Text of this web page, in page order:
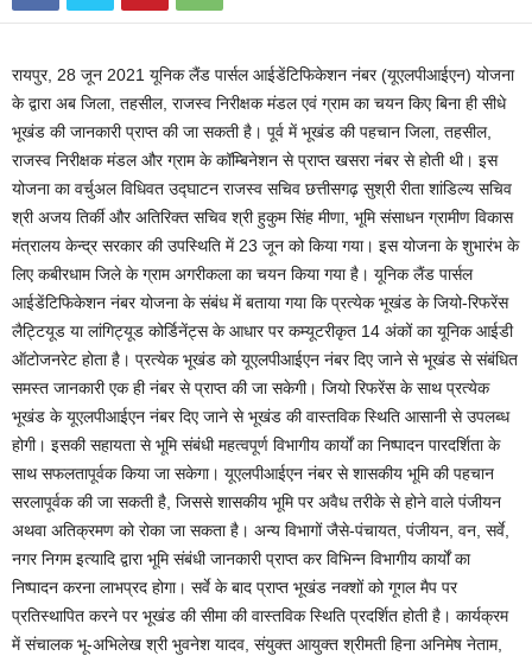
रायपुर, 28 जून 2021 यूनिक लैंड पार्सल आईडेंटिफिकेशन नंबर (यूएलपीआईएन) योजना
के द्वारा अब जिला, तहसील, राजस्व निरीक्षक मंडल एवं ग्राम का चयन किए बिना ही सीधे
भूखंड की जानकारी प्राप्त की जा सकती है। पूर्व में भूखंड की पहचान जिला, तहसील,
राजस्व निरीक्षक मंडल और ग्राम के कॉम्बिनेशन से प्राप्त खसरा नंबर से होती थी। इस
योजना का वर्चुअल विधिवत उद्घाटन राजस्व सचिव छत्तीसगढ़ सुश्री रीता शांडिल्य सचिव
श्री अजय तिर्की और अतिरिक्त सचिव श्री हुकुम सिंह मीणा, भूमि संसाधन ग्रामीण विकास
मंत्रालय केन्द्र सरकार की उपस्थिति में 23 जून को किया गया। इस योजना के शुभारंभ के
लिए कबीरधाम जिले के ग्राम अगरीकला का चयन किया गया है। यूनिक लैंड पार्सल
आईडेंटिफिकेशन नंबर योजना के संबंध में बताया गया कि प्रत्येक भूखंड के जियो-रिफरेंस
लैट्टियूड या लांगिट्यूड कोर्डिनेंट्स के आधार पर कम्यूटरीकृत 14 अंकों का यूनिक आईडी
ऑटोजनरेट होता है। प्रत्येक भूखंड को यूएलपीआईएन नंबर दिए जाने से भूखंड से संबंधित
समस्त जानकारी एक ही नंबर से प्राप्त की जा सकेगी। जियो रिफरेंस के साथ प्रत्येक
भूखंड के यूएलपीआईएन नंबर दिए जाने से भूखंड की वास्तविक स्थिति आसानी से उपलब्ध
होगी। इसकी सहायता से भूमि संबंधी महत्वपूर्ण विभागीय कार्यों का निष्पादन पारदर्शिता के
साथ सफलतापूर्वक किया जा सकेगा। यूएलपीआईएन नंबर से शासकीय भूमि की पहचान
सरलापूर्वक की जा सकती है, जिससे शासकीय भूमि पर अवैध तरीके से होने वाले पंजीयन
अथवा अतिक्रमण को रोका जा सकता है। अन्य विभागों जैसे-पंचायत, पंजीयन, वन, सर्वे,
नगर निगम इत्यादि द्वारा भूमि संबंधी जानकारी प्राप्त कर विभिन्न विभागीय कार्यों का
निष्पादन करना लाभप्रद होगा। सर्वे के बाद प्राप्त भूखंड नक्शों को गूगल मैप पर
प्रतिस्थापित करने पर भूखंड की सीमा की वास्तविक स्थिति प्रदर्शित होती है। कार्यक्रम
में संचालक भू-अभिलेख श्री भुवनेश यादव, संयुक्त आयुक्त श्रीमती हिना अनिमेष नेताम,